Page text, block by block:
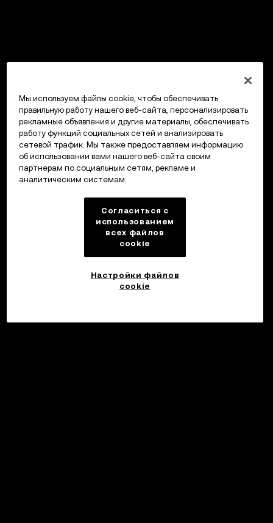
Мы используем файлы cookie, чтобы обеспечивать
правильную работу нашего веб-сайта, персонализировать
рекламные объявления и другие материалы, обеспечивать
работу функций социальных сетей и анализировать
сетевой трафик. Мы также предоставляем информацию
об использовании вами нашего веб-сайта своим
партнерам по социальным сетям, рекламе и
аналитическим системам.
Согласиться с
использованием
всех файлов
cookie
Настройки файлов
cookie